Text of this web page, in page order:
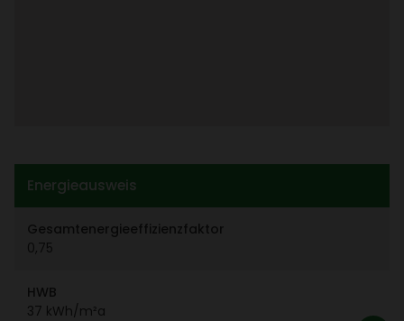
Ener­gie­aus­weis
Gesamt­ener­gie­ef­fi­zi­enz­faktor
0,75
HWB
37 kWh/​m²a